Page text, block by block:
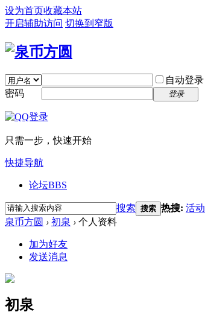
设为首页收藏本站
开启辅助访问 切换到窄版
自动登录
密码
登录
只需一步，快速开始
快捷导航
论坛BBS
搜索 搜索 热搜: 活动
泉币方圆 › 初泉 › 个人资料
加为好友
发送消息
初泉